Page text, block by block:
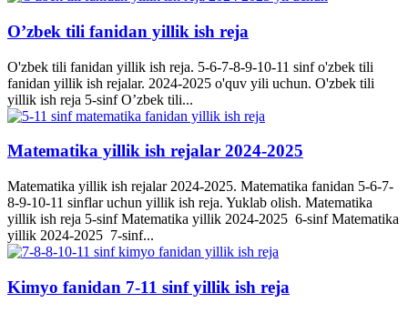
O’zbek tili fanidan yillik ish reja
O'zbek tili fanidan yillik ish reja. 5-6-7-8-9-10-11 sinf o'zbek tili
fanidan yillik ish rejalar. 2024-2025 o'quv yili uchun. O'zbek tili
yillik ish reja 5-sinf O’zbek tili...
Matematika yillik ish rejalar 2024-2025
Matematika yillik ish rejalar 2024-2025. Matematika fanidan 5-6-7-
8-9-10-11 sinflar uchun yillik ish reja. Yuklab olish. Matematika
yillik ish reja 5-sinf Matematika yillik 2024-2025 6-sinf Matematika
yillik 2024-2025 7-sinf...
Kimyo fanidan 7-11 sinf yillik ish reja